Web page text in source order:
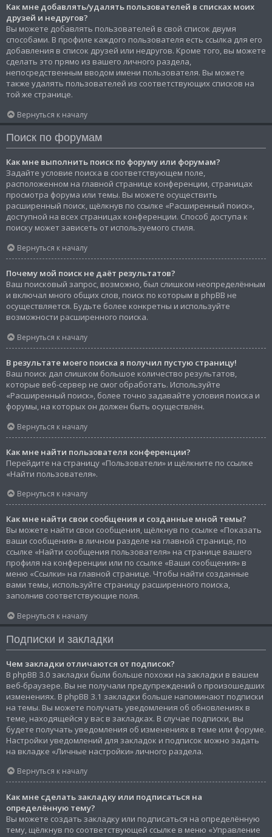
Как мне добавлять/удалять пользователей в списках моих
друзей и недругов?
Вы можете добавлять пользователей в свой список двумя
способами. В профиле каждого пользователя есть ссылка для его
добавления в список друзей или недругов. Кроме того, вы можете
сделать это прямо из вашего личного раздела,
непосредственным вводом имени пользователя. Вы можете
также удалять пользователей из соответствующих списков на
той же странице.
Вернуться к началу
Поиск по форумам
Как мне выполнить поиск по форуму или форумам?
Задайте условие поиска в соответствующем поле,
расположенном на главной странице конференции, страницах
просмотра форума или темы. Вы можете осуществить
расширенный поиск, щёлкнув по ссылке «Расширенный поиск»,
доступной на всех страницах конференции. Способ доступа к
поиску может зависеть от используемого стиля.
Вернуться к началу
Почему мой поиск не даёт результатов?
Ваш поисковый запрос, возможно, был слишком неопределённым
и включал много общих слов, поиск по которым в phpBB не
осуществляется. Будьте более конкретны и используйте
возможности расширенного поиска.
Вернуться к началу
В результате моего поиска я получил пустую страницу!
Ваш поиск дал слишком большое количество результатов,
которые веб-сервер не смог обработать. Используйте
«Расширенный поиск», более точно задавайте условия поиска и
форумы, на которых он должен быть осуществлён.
Вернуться к началу
Как мне найти пользователя конференции?
Перейдите на страницу «Пользователи» и щёлкните по ссылке
«Найти пользователя».
Вернуться к началу
Как мне найти свои сообщения и созданные мной темы?
Вы можете найти свои сообщения, щёлкнув по ссылке «Показать
ваши сообщения» в личном разделе на главной странице, по
ссылке «Найти сообщения пользователя» на странице вашего
профиля на конференции или по ссылке «Ваши сообщения» в
меню «Ссылки» на главной странице. Чтобы найти созданные
вами темы, используйте страницу расширенного поиска,
заполнив соответствующие поля.
Вернуться к началу
Подписки и закладки
Чем закладки отличаются от подписок?
В phpBB 3.0 закладки были больше похожи на закладки в вашем
веб-браузере. Вы не получали предупреждений о произошедших
изменениях. В phpBB 3.1 закладки больше напоминают подписки
на темы. Вы можете получать уведомления об обновлениях в
теме, находящейся у вас в закладках. В случае подписки, вы
будете получать уведомления об изменениях в теме или форуме.
Настройки уведомлений для закладок и подписок можно задать
на вкладке «Личные настройки» личного раздела.
Вернуться к началу
Как мне сделать закладку или подписаться на
определённую тему?
Вы можете создать закладку или подписаться на определённую
тему, щёлкнув по соответствующей ссылке в меню «Управление